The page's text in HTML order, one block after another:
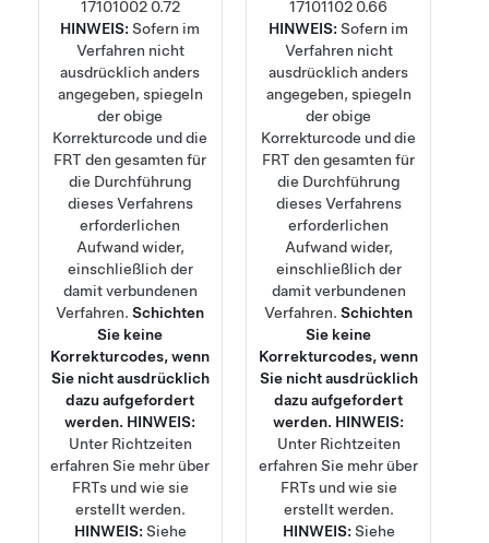
17101002 0.72
HINWEIS:Sofern im
Verfahren nicht
ausdrücklich anders
angegeben, spiegeln
der obige
Korrekturcode und die
FRT den gesamten für
die Durchführung
dieses Verfahrens
erforderlichen
Aufwand wider,
einschließlich der
damit verbundenen
Verfahren.Schichten
Sie keine
Korrekturcodes, wenn
Sie nicht ausdrücklich
dazu aufgefordert
werden. HINWEIS:
Unter Richtzeiten
erfahren Sie mehr über
FRTs und wie sie
erstellt werden.
HINWEIS: Siehe
17101102 0.66
HINWEIS:Sofern im
Verfahren nicht
ausdrücklich anders
angegeben, spiegeln
der obige
Korrekturcode und die
FRT den gesamten für
die Durchführung
dieses Verfahrens
erforderlichen
Aufwand wider,
einschließlich der
damit verbundenen
Verfahren.Schichten
Sie keine
Korrekturcodes, wenn
Sie nicht ausdrücklich
dazu aufgefordert
werden. HINWEIS:
Unter Richtzeiten
erfahren Sie mehr über
FRTs und wie sie
erstellt werden.
HINWEIS: Siehe